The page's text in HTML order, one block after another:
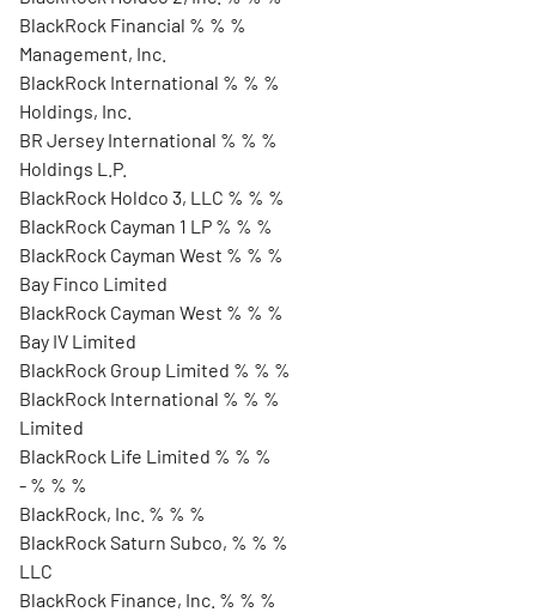
BlackRock Financial % % %
Management, Inc.
BlackRock International % % %
Holdings, Inc.
BR Jersey International % % %
Holdings L.P.
BlackRock Holdco 3, LLC % % %
BlackRock Cayman 1 LP % % %
BlackRock Cayman West % % %
Bay Finco Limited
BlackRock Cayman West % % %
Bay IV Limited
BlackRock Group Limited % % %
BlackRock International % % %
Limited
BlackRock Life Limited % % %
- % % %
BlackRock, Inc. % % %
BlackRock Saturn Subco, % % %
LLC
BlackRock Finance, Inc. % % %